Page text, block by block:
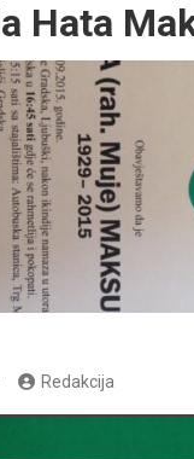
Hata
Redakcija